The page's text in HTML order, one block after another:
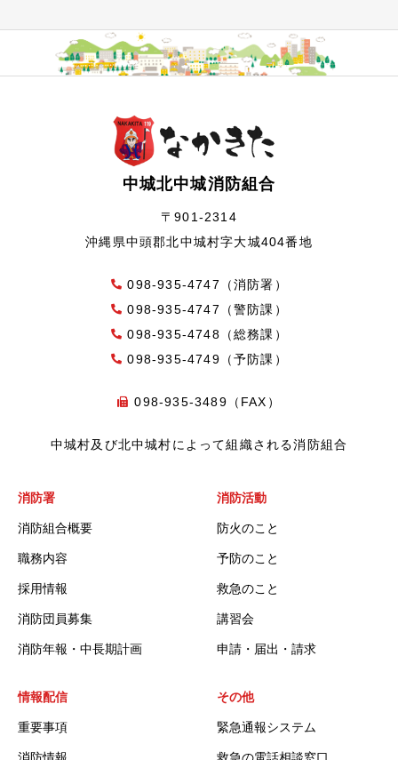
中城北中城消防組合
〒901-2314
沖縄県中頭郡北中城村字大城404番地
098-935-4747（消防署）
098-935-4747（警防課）
098-935-4748（総務課）
098-935-4749（予防課）
098-935-3489（FAX）
中城村及び北中城村によって組織される消防組合
消防署
消防組合概要
職務内容
採用情報
消防団員募集
消防年報・中長期計画
消防活動
防火のこと
予防のこと
救急のこと
講習会
申請・届出・請求
情報配信
重要事項
その他
緊急通報システム